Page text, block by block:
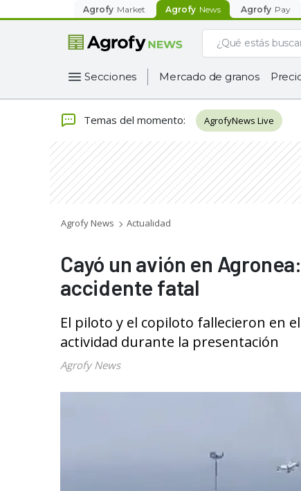
Agrofy Market Agrofy News Agrofy Pay
Secciones Mercado de granos
Temas del momento: AgrofyNews Live
Agrofy News Actualidad
Cayó un avión en
accidente fatal
El piloto y el copiloto fallecieron en
actividad durante la presentación
Agrofy News